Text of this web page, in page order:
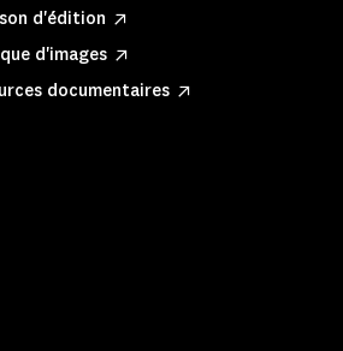
d'édition
d'images
documentaires